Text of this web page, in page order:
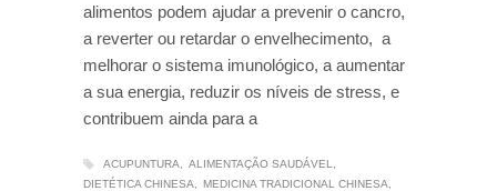
alimentos podem ajudar a prevenir o cancro,
a reverter ou retardar o envelhecimento, a
melhorar o sistema imunológico, a aumentar
a sua energia, reduzir os níveis de stress, e
contribuem ainda para a
ACUPUNTURA
ALIMENTAÇÃO SAUDÁVEL
DIETÉTICA CHINESA
MEDICINA TRADICIONAL CHINESA